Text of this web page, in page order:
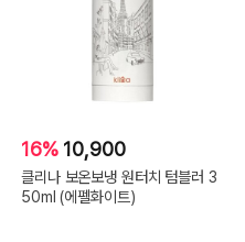
16% 10,900
클리나 보온보냉 원터치 텀블러 3
50ml (에펠화이트)